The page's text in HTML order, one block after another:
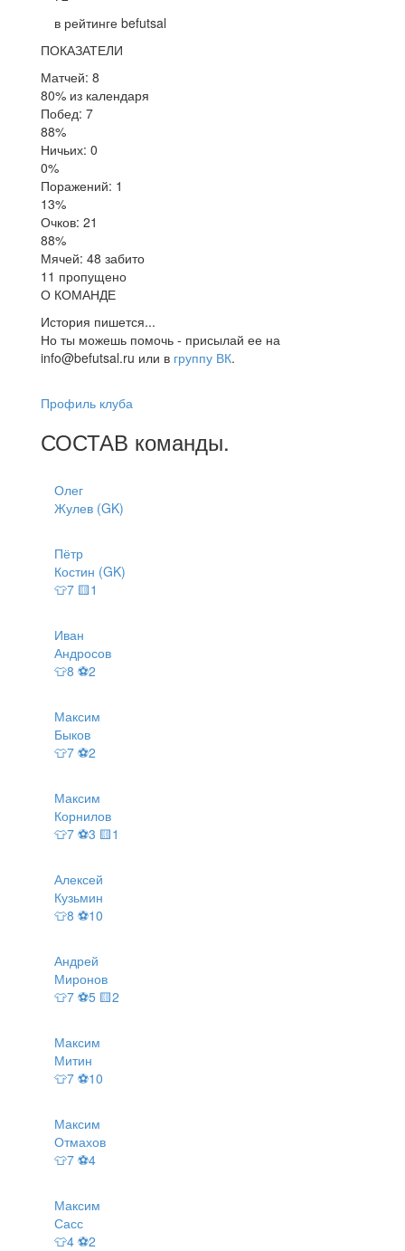
в рейтинге befutsal
ПОКАЗАТЕЛИ
Матчей: 8
80% из календаря
Побед: 7
88%
Ничьих: 0
0%
Поражений: 1
13%
Очков: 21
88%
Мячей: 48 забито
11 пропущено
О КОМАНДЕ
История пишется...
Но ты можешь помочь - присылай ее на
info@befutsal.ru или в группу ВК.
Профиль клуба
СОСТАВ команды.
Олег
Жулев (GK)
Пётр
Костин (GK)
👕7 🟨1
Иван
Андросов
👕8 ⚽2
Максим
Быков
👕7 ⚽2
Максим
Корнилов
👕7 ⚽3 🟨1
Алексей
Кузьмин
👕8 ⚽10
Андрей
Миронов
👕7 ⚽5 🟨2
Максим
Митин
👕7 ⚽10
Максим
Отмахов
👕7 ⚽4
Максим
Сасс
👕4 ⚽2